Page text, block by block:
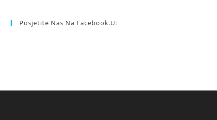
Posjetite Nas Na Facebook.u: